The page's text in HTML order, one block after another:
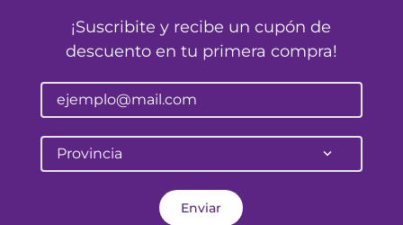
¡Suscribite y recibe un cupón de
descuento en tu primera compra!
Provincia
Enviar